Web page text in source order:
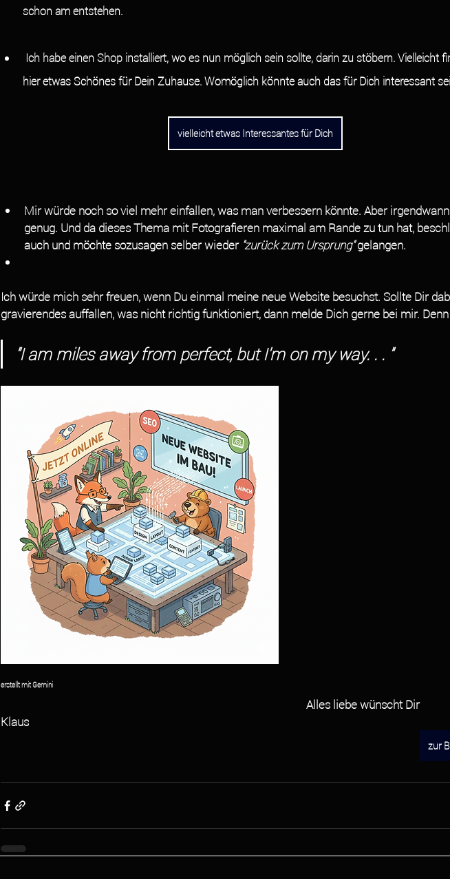
schon am entstehen.
hier etwas Schönes für Dein Zuhause. Womöglich könnte auch das für Dich interessant
vielleicht etwas Interessantes für Dich
Mir würde noch so viel mehr einfallen, was man verbessern könnte. Aber
genug. Und da dieses Thema mit Fotografieren maximal am Rande zu tun hat,
auch und möchte sozusagen selber wieder "zurück zum Ursprung" gelangen.
Ich würde mich sehr freuen, wenn Du einmal meine neue Website besuchst. Sollte Dir
gravierendes auffallen, was nicht richtig funktioniert, dann melde Dich gerne bei mir. Denn
"I am miles away from perfect, but I'm on my way. . . "
erstellt mit Gemini
Alles liebe wünscht Dir
Klaus
zur